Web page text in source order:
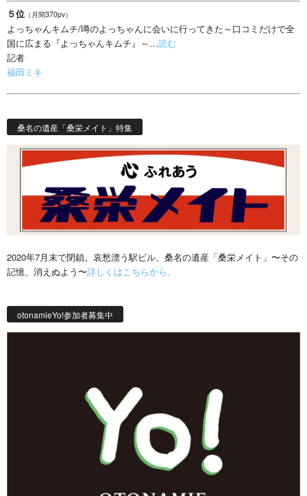
５位 （月間370pv）
よっちゃんキムチ/噂のよっちゃんに会いに行ってきた～口コミだけで全
国に広まる『よっちゃんキムチ』～…読む
記者
福田ミキ
桑名の遺産「桑栄メイト」特集
2020年7月末で閉鎖。哀愁漂う駅ビル、桑名の遺産「桑栄メイト」〜その
記憶、消えぬよう〜詳しくはこちらから。
otonamieYo!参加者募集中